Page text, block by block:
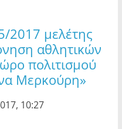
2017 μελέτης
αθλητικών
πολιτισμού
Μερκούρη»
10:27